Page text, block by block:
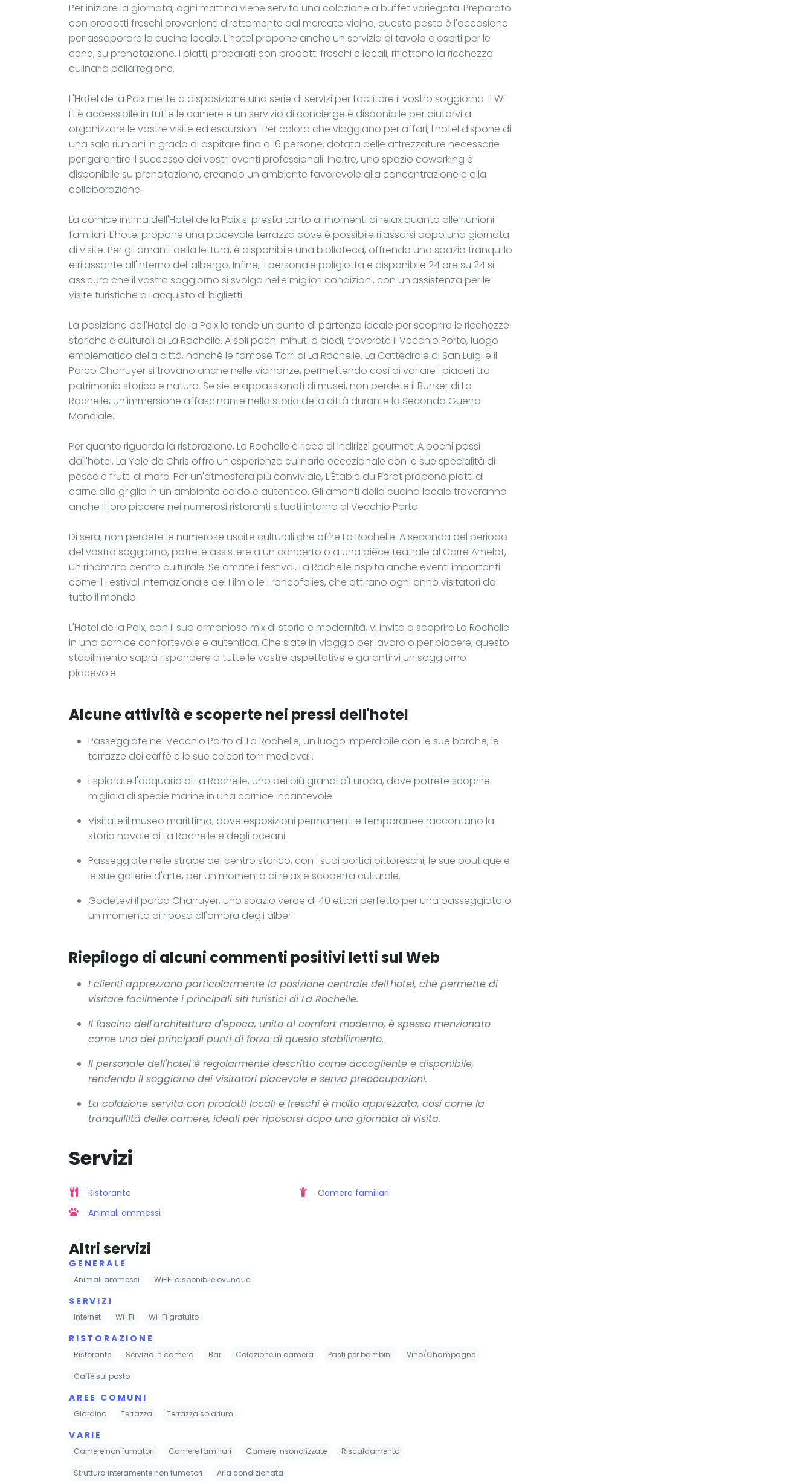
Per iniziare la giornata, ogni mattina viene servita una colazione a buffet variegata. Preparato
con prodotti freschi provenienti direttamente dal mercato vicino, questo pasto è l'occasione
per assaporare la cucina locale. L'hotel propone anche un servizio di tavola d'ospiti per le
cene, su prenotazione. I piatti, preparati con prodotti freschi e locali, riflettono la ricchezza
culinaria della regione.
L'Hotel de la Paix mette a disposizione una serie di servizi per facilitare il vostro soggiorno. Il Wi-
Fi è accessibile in tutte le camere e un servizio di concierge è disponibile per aiutarvi a
organizzare le vostre visite ed escursioni. Per coloro che viaggiano per affari, l'hotel dispone di
una sala riunioni in grado di ospitare fino a 16 persone, dotata delle attrezzature necessarie
per garantire il successo dei vostri eventi professionali. Inoltre, uno spazio coworking è
disponibile su prenotazione, creando un ambiente favorevole alla concentrazione e alla
collaborazione.
La cornice intima dell'Hotel de la Paix si presta tanto ai momenti di relax quanto alle riunioni
familiari. L'hotel propone una piacevole terrazza dove è possibile rilassarsi dopo una giornata
di visite. Per gli amanti della lettura, è disponibile una biblioteca, offrendo uno spazio tranquillo
e rilassante all'interno dell'albergo. Infine, il personale poliglotta e disponibile 24 ore su 24 si
assicura che il vostro soggiorno si svolga nelle migliori condizioni, con un'assistenza per le
visite turistiche o l'acquisto di biglietti.
La posizione dell'Hotel de la Paix lo rende un punto di partenza ideale per scoprire le ricchezze
storiche e culturali di La Rochelle. A soli pochi minuti a piedi, troverete il Vecchio Porto, luogo
emblematico della città, nonché le famose Torri di La Rochelle. La Cattedrale di San Luigi e il
Parco Charruyer si trovano anche nelle vicinanze, permettendo così di variare i piaceri tra
patrimonio storico e natura. Se siete appassionati di musei, non perdete il Bunker di La
Rochelle, un'immersione affascinante nella storia della città durante la Seconda Guerra
Mondiale.
Per quanto riguarda la ristorazione, La Rochelle è ricca di indirizzi gourmet. A pochi passi
dall'hotel, La Yole de Chris offre un'esperienza culinaria eccezionale con le sue specialità di
pesce e frutti di mare. Per un'atmosfera più conviviale, L'Étable du Pérot propone piatti di
carne alla griglia in un ambiente caldo e autentico. Gli amanti della cucina locale troveranno
anche il loro piacere nei numerosi ristoranti situati intorno al Vecchio Porto.
Di sera, non perdete le numerose uscite culturali che offre La Rochelle. A seconda del periodo
del vostro soggiorno, potrete assistere a un concerto o a una pièce teatrale al Carré Amelot,
un rinomato centro culturale. Se amate i festival, La Rochelle ospita anche eventi importanti
come il Festival Internazionale del Film o le Francofolies, che attirano ogni anno visitatori da
tutto il mondo.
L'Hotel de la Paix, con il suo armonioso mix di storia e modernità, vi invita a scoprire La Rochelle
in una cornice confortevole e autentica. Che siate in viaggio per lavoro o per piacere, questo
stabilimento saprà rispondere a tutte le vostre aspettative e garantirvi un soggiorno
piacevole.
Alcune attività e scoperte nei pressi dell'hotel
Passeggiate nel Vecchio Porto di La Rochelle, un luogo imperdibile con le sue barche, le
terrazze dei caffè e le sue celebri torri medievali.
Esplorate l'acquario di La Rochelle, uno dei più grandi d'Europa, dove potrete scoprire
migliaia di specie marine in una cornice incantevole.
Visitate il museo marittimo, dove esposizioni permanenti e temporanee raccontano la
storia navale di La Rochelle e degli oceani.
Passeggiate nelle strade del centro storico, con i suoi portici pittoreschi, le sue boutique e
le sue gallerie d'arte, per un momento di relax e scoperta culturale.
Godetevi il parco Charruyer, uno spazio verde di 40 ettari perfetto per una passeggiata o
un momento di riposo all'ombra degli alberi.
Riepilogo di alcuni commenti positivi letti sul Web
I clienti apprezzano particolarmente la posizione centrale dell'hotel, che permette di
visitare facilmente i principali siti turistici di La Rochelle.
Il fascino dell'architettura d'epoca, unito al comfort moderno, è spesso menzionato
come uno dei principali punti di forza di questo stabilimento.
Il personale dell'hotel è regolarmente descritto come accogliente e disponibile,
rendendo il soggiorno dei visitatori piacevole e senza preoccupazioni.
La colazione servita con prodotti locali e freschi è molto apprezzata, così come la
tranquillità delle camere, ideali per riposarsi dopo una giornata di visita.
Servizi
Ristorante
Animali ammessi
Camere familiari
Altri servizi
GENERALE
Animali ammessi Wi-Fi disponibile ovunque
SERVIZI
Internet Wi-Fi Wi-Fi gratuito
RISTORAZIONE
Ristorante Servizio in camera Bar Colazione in camera Pasti per bambini Vino/Champagne
Caffè sul posto
AREE COMUNI
Giardino Terrazza Terrazza solarium
VARIE
Camere non fumatori Camere familiari Camere insonorizzate Riscaldamento
Struttura interamente non fumatori Aria condizionata